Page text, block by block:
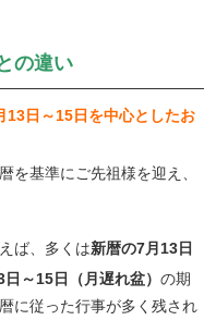
の違い
日～15日を中心としたお
を基準にご先祖様を迎え、
ば、多くは新暦の7月13日
日～15日（月遅れ盆）の期
に従った行事が多く残され